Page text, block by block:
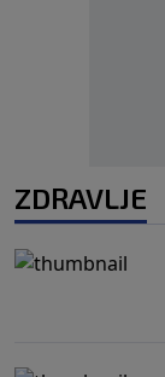
ZDRAVLJE